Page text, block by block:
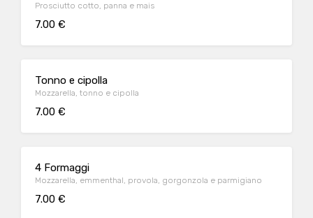
Prosciutto cotto, panna e mais
7.00 €
Tonno e cipolla
Mozzarella, tonno e cipolla
7.00 €
4 Formaggi
Mozzarella, emmenthal, provola, gorgonzola e parmigiano
7.00 €